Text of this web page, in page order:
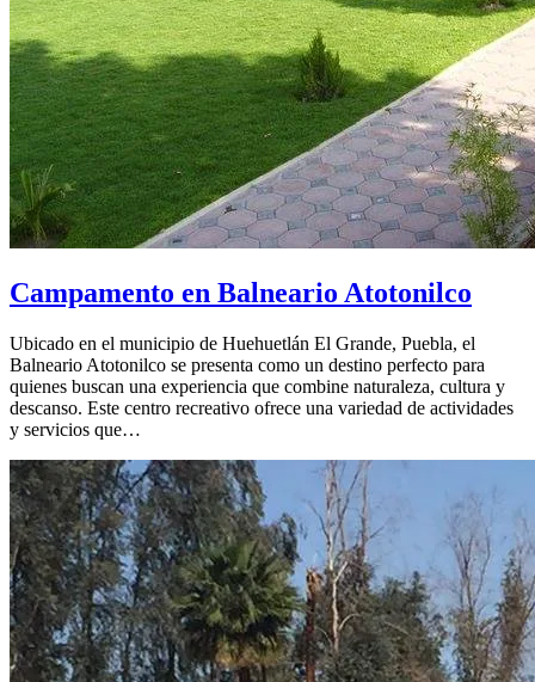
Campamento en Balneario Atotonilco
Ubicado en el municipio de Huehuetlán El Grande, Puebla, el
Balneario Atotonilco se presenta como un destino perfecto para
quienes buscan una experiencia que combine naturaleza, cultura y
descanso. Este centro recreativo ofrece una variedad de actividades
y servicios que…